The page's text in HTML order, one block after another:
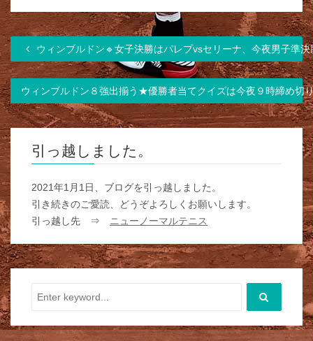
ウィンブルドン🔹女子決勝はパレプvsセリーナ、今夜男子準決
ウィンブルドン８強出揃う★優勝者当てクイズは今夜９時締め切
引っ越しました。
2021年1月1日、ブログを引っ越しました。
引き続きのご愛読、どうぞよろしくお願いします。
引っ越し先 ⇒
ニューノーマルテニス